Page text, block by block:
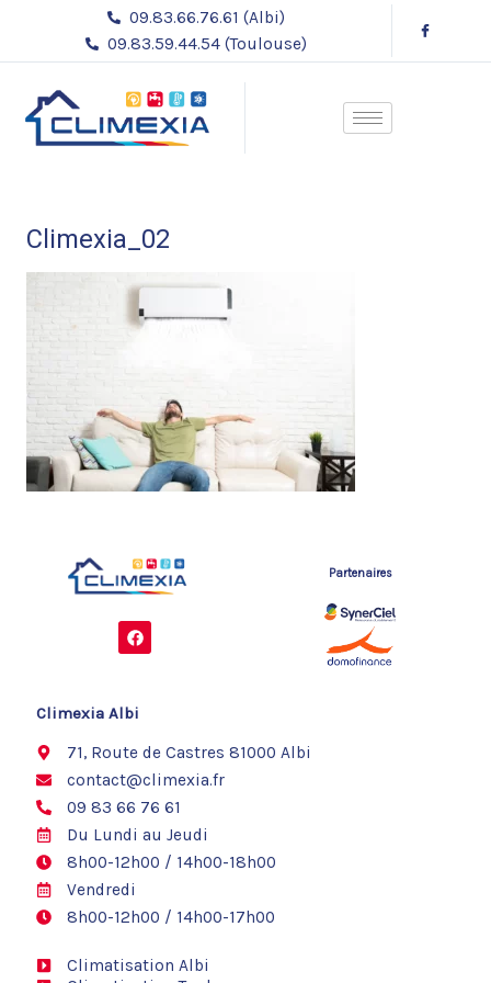
contenu
09.83.66.76.61 (Albi)
09.83.59.44.54 (Toulouse)
Climexia_02
F
a
c
o
Partenaires
Climexia Albi
71, Route de Castres 81000 Albi
contact@climexia.fr
09 83 66 76 61
Du Lundi au Jeudi
8h00-12h00 / 14h00-18h00
Vendredi
8h00-12h00 / 14h00-17h00
Climatisation Albi